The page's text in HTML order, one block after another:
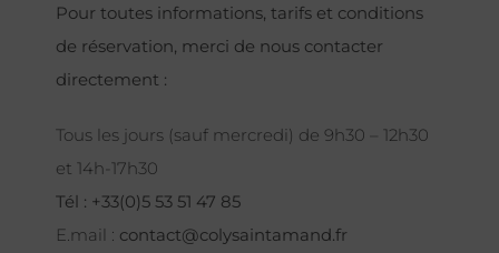
Pour toutes informations, tarifs et conditions
de réservation, merci de nous contacter
directement :
Tous les jours (sauf mercredi) de 9h30 – 12h30
et 14h-17h30
Tél : +33(0)5 53 51 47 85
E.mail : contact@colysaintamand.fr